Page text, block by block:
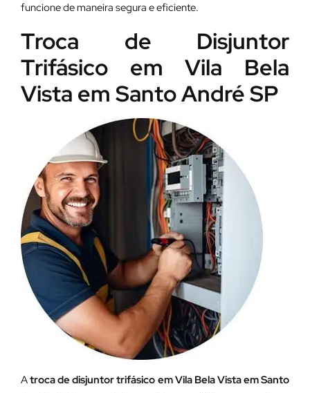
funcione de maneira segura e eficiente.
Troca de Disjuntor
Trifásico em Vila Bela
Vista em Santo André SP
Atroca de disjuntor trifásico em Vila Bela Vista em Santo